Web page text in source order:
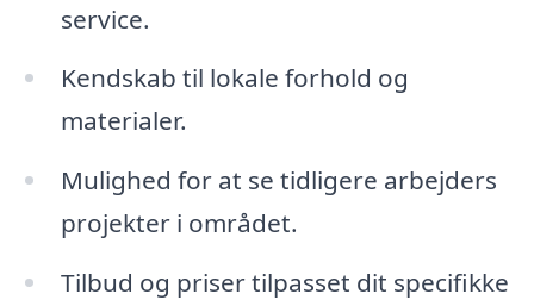
service.
Kendskab til lokale forhold og
materialer.
Mulighed for at se tidligere arbejders
projekter i området.
Tilbud og priser tilpasset dit specifikke